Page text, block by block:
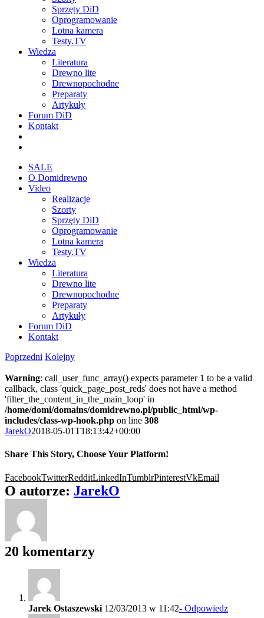
Sprzęty DiD
Oprogramowanie
Lotna kamera
Testy.TV
Wiedza
Literatura
Drewno lite
Drewnopochodne
Preparaty
Artykuły
Forum DiD
Kontakt
SALE
O Domidrewno
Video
Realizacje
Szorty
Sprzęty DiD
Oprogramowanie
Lotna kamera
Testy.TV
Wiedza
Literatura
Drewno lite
Drewnopochodne
Preparaty
Artykuły
Forum DiD
Kontakt
Poprzedni Kolejny
Warning: call_user_func_array() expects parameter 1 to be a valid
callback, class 'quick_page_post_reds' does not have a method
'filter_the_content_in_the_main_loop' in
/home/domi/domains/domidrewno.pl/public_html/wp-
includes/class-wp-hook.php on line 308
JarekO2018-05-01T18:13:42+00:00
Share This Story, Choose Your Platform!
FacebookTwitterRedditLinkedInTumblrPinterestVkEmail
O autorze: JarekO
20 komentarzy
Jarek Ostaszewski 12/03/2013 w 11:42- Odpowiedz